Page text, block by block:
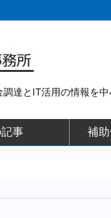
達とIT活用の情報を
事 補